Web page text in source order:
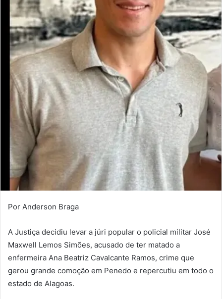
Por Anderson Braga
A Justiça decidiu levar a júri popular o policial militar José
Maxwell Lemos Simões, acusado de ter matado a
enfermeira Ana Beatriz Cavalcante Ramos, crime que
gerou grande comoção em Penedo e repercutiu em todo o
estado de Alagoas.